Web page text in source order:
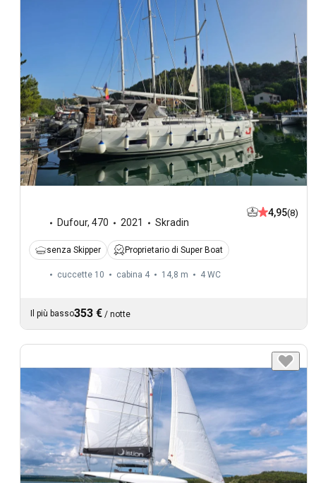
Dufour, 470 2021 Skradin
4,95(8)
senza Skipper Proprietario di Super Boat
cuccette 10 cabina 4 14,8 m 4 WC
Il più basso353 € / notte